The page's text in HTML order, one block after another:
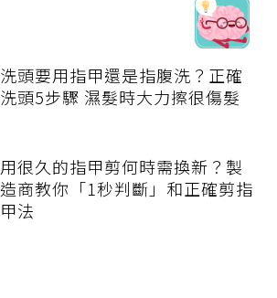
洗頭要用指甲還是指腹洗？正確
洗頭5步驟 濕髮時大力擦很傷髮
用很久的指甲剪何時需換新？製
造商教你「1秒判斷」和正確剪指
甲法